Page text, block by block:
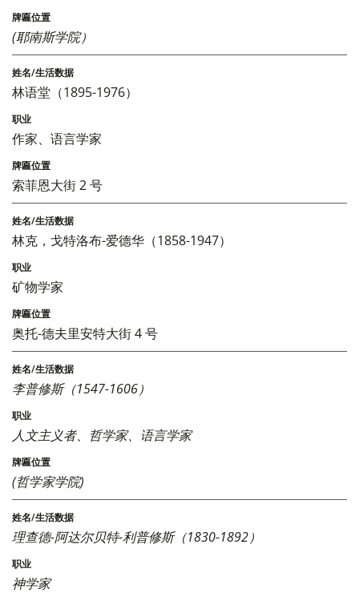
(耶南斯学院）
林语堂（1895-1976）
作家、语言学家
索菲恩大街 2 号
林克，戈特洛布-爱德华（1858-1947）
矿物学家
奥托-德夫里安特大街 4 号
李普修斯（1547-1606）
人文主义者、哲学家、语言学家
(哲学家学院)
理查德-阿达尔贝特-利普修斯（1830-1892）
神学家